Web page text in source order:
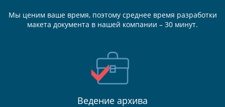
Мы ценим ваше время, поэтому среднее время разработки
макета документа в нашей компании – 30 минут.
Ведение архива